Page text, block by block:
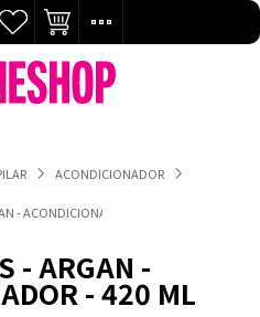
ACONDICIONADOR
- ACONDICIONADOR - 420 ML
- ARGAN -
- 420 ML